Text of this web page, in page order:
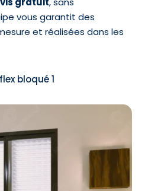
vous garantit des
et réalisées dans les